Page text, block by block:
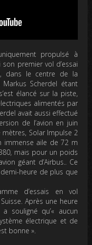
propulsé à
premier vol d’essai
dans le centre de la
Scherdel étant
élancé sur la piste,
alimentés par
avait aussi effectué
de l’avion en juin
Solar Impulse 2
immense aile de 72 m
mais pour un poids
géant d’Airbus.. Ce
heure de plus que
d’essais en vol
Après une heure
souligné qu’« aucun
électrique et de
bonne ».